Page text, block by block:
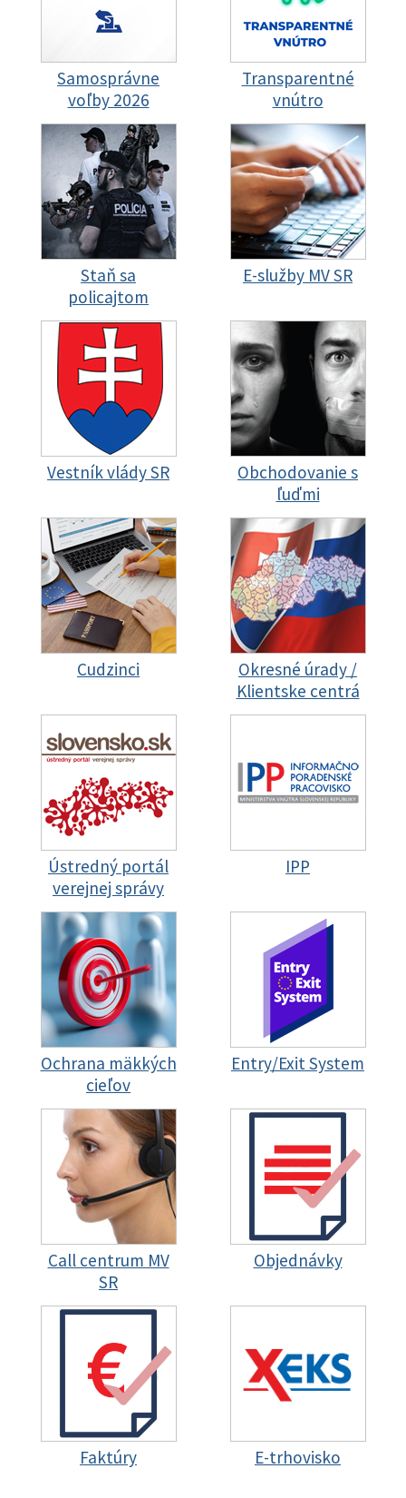
Samosprávne
voľby 2026
Transparentné
vnútro
Staň sa
policajtom
E-služby MV SR
Vestník vlády SR
Obchodovanie s
ľuďmi
Cudzinci
Okresné úrady /
Klientske centrá
Ústredný portál
verejnej správy
IPP
Ochrana mäkkých
cieľov
Entry/Exit System
Call centrum MV
SR
Objednávky
Faktúry E-trhovisko